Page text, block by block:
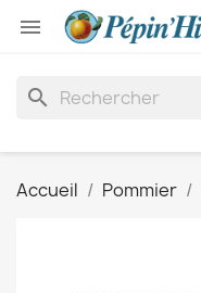

search
Accueil Pommier